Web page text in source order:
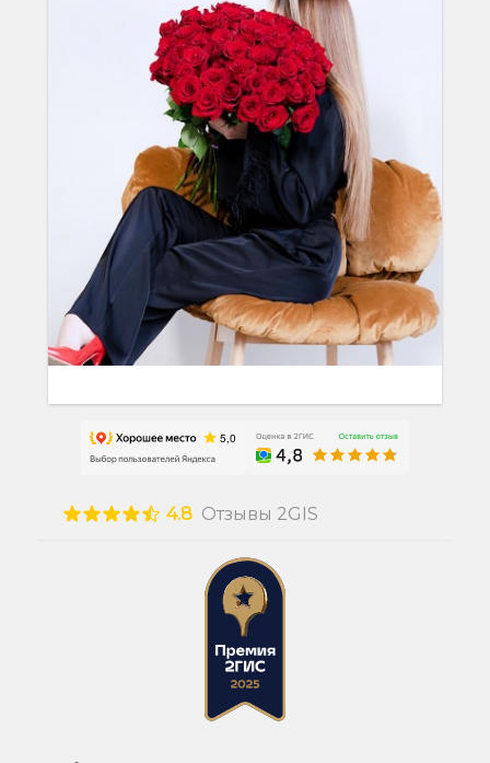
4.8 Отзывы 2GIS